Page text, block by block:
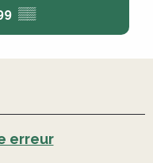
▒▒
erreur